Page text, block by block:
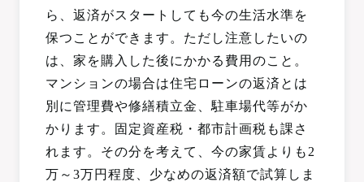
ら、返済がスタートしても今の生活水準を
保つことができます。ただし注意したいの
は、家を購入した後にかかる費用のこと。
マンションの場合は住宅ローンの返済とは
別に管理費や修繕積立金、駐車場代等がか
かります。固定資産税・都市計画税も課さ
れます。その分を考えて、今の家賃よりも2
万～3万円程度、少なめの返済額で試算しま